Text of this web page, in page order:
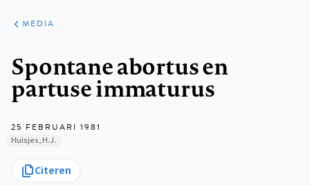
ARTIKELEN
VARIA
MEDIA
Spontane abortus en
partuse immaturus
25 FEBRUARI 1981
Huisjes, H.J.
Citeren